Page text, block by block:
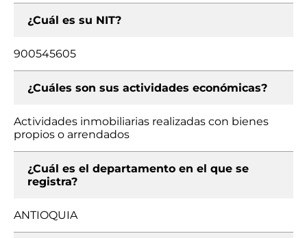
¿Cuál es su NIT?
900545605
¿Cuáles son sus actividades económicas?
Actividades inmobiliarias realizadas con bienes
propios o arrendados
¿Cuál es el departamento en el que se
registra?
ANTIOQUIA